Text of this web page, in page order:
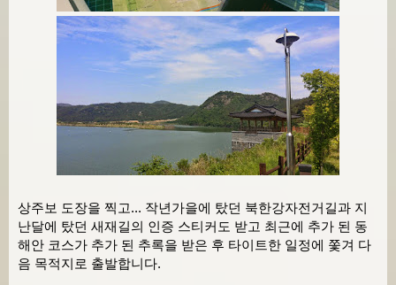
상주보 도장을 찍고... 작년가을에 탔던 북한강자전거길과 지
난달에 탔던 새재길의 인증 스티커도 받고 최근에 추가 된 동
해안 코스가 추가 된 추록을 받은 후 타이트한 일정에 쫓겨 다
음 목적지로 출발합니다.